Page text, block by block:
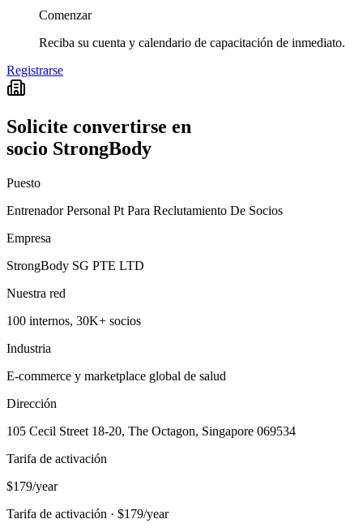
Comenzar
Reciba su cuenta y calendario de capacitación de inmediato.
Registrarse
Solicite convertirse en
socio StrongBody
Puesto
Entrenador Personal Pt Para Reclutamiento De Socios
Empresa
StrongBody SG PTE LTD
Nuestra red
100 internos, 30K+ socios
Industria
E-commerce y marketplace global de salud
Dirección
105 Cecil Street 18-20, The Octagon, Singapore 069534
Tarifa de activación
$179/year
Tarifa de activación · $179/year